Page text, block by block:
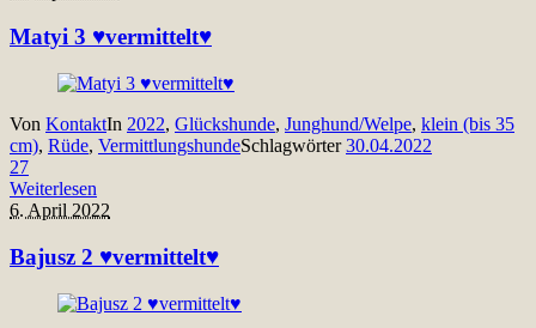
Matyi 3 ♥vermittelt♥
Von KontaktIn 2022, Glückshunde, Junghund/Welpe, klein (bis 35
cm), Rüde, VermittlungshundeSchlagwörter30.04.2022
27
Weiterlesen
6. April 2022
Bajusz 2 ♥vermittelt♥